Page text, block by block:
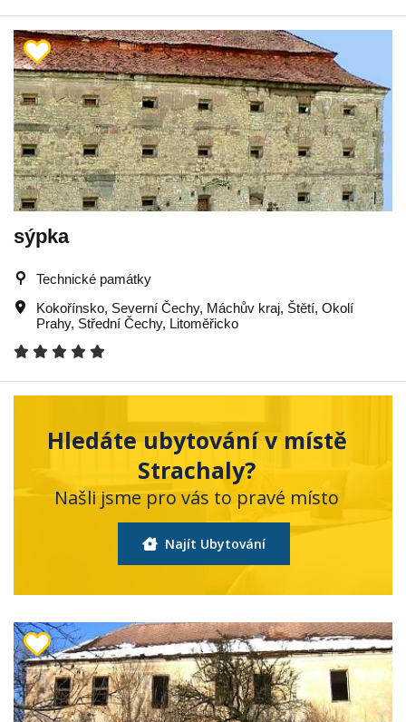
sýpka
Technické památky
Kokořínsko, Severní Čechy, Máchův kraj, Štětí, Okolí
Prahy, Střední Čechy, Litoměřicko
Hledáte ubytování v místě
Strachaly?
Našli jsme pro vás to pravé místo
Najít Ubytování